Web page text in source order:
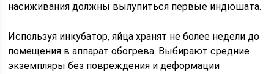
насиживания должны вылупиться первые индюшата.
Используя инкубатор, яйца хранят не более недели до
помещения в аппарат обогрева. Выбирают средние
экземпляры без повреждения и деформации